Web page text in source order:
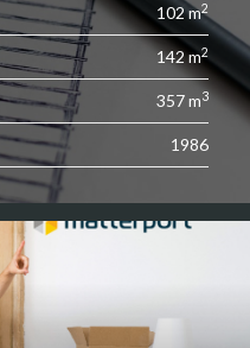
102 m2
142 m2
357 m3
1986